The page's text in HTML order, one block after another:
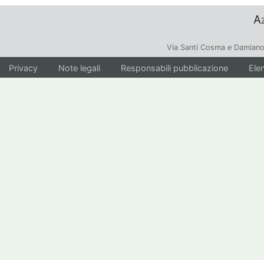
Via Santi Cosma e
Privacy Note legali Responsabili pubblicazione